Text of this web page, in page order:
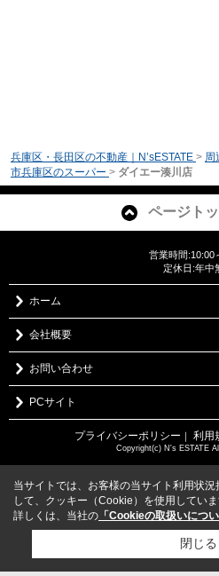
兵庫区・長田区の不動産｜N’sESTATE > 周
市兵庫区のスーパー > ダイエー湊川店
ページト
営業時間:10:00
定休日:年中
ホーム
会社概要
お問い合わせ
PCサイト
プライバシーポリシー ｜ 利用
Copyright(c) N's ESTATE
当サイトでは、お客様の当サイト利用状
して、クッキー（Cookie）を使用していま
詳しくは、当社の 「Cookieの取扱いについ
閉じる